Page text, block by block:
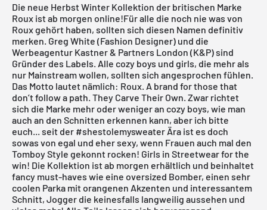
Die neue Herbst Winter Kollektion der britischen Marke
Roux ist ab morgen online!Für alle die noch nie was von
Roux gehört haben, sollten sich diesen Namen definitiv
merken. Greg White (Fashion Designer) und die
Werbeagentur Kastner & Partners London (K&P) sind
Gründer des Labels. Alle cozy boys und girls, die mehr als
nur Mainstream wollen, sollten sich angesprochen fühlen.
Das Motto lautet nämlich: Roux. A brand for those that
don’t follow a path. They Carve Their Own. Zwar richtet
sich die Marke mehr oder weniger an cozy boys, wie man
auch an den Schnitten erkennen kann, aber ich bitte
euch... seit der #shestolemysweater Ära ist es doch
sowas von egal und eher sexy, wenn Frauen auch mal den
Tomboy Style gekonnt rocken! Girls in Streetwear for the
win! Die Kollektion ist ab morgen erhältlich und beinhaltet
fancy must-haves wie eine oversized Bomber, einen sehr
coolen Parka mit orangenen Akzenten und interessantem
Schnitt, Jogger die keinesfalls langweilig aussehen und